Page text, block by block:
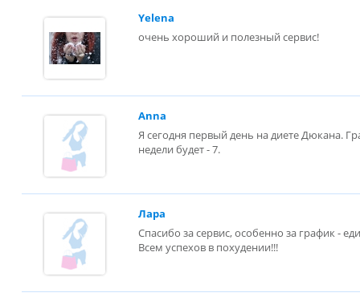
Yelena
очень хороший и полезный сервис!
Anna
Я сегодня первый день на диете Дюкана.
недели будет - 7.
Лара
Спасибо за сервис, особенно за график -
Всем успехов в похудении!!!